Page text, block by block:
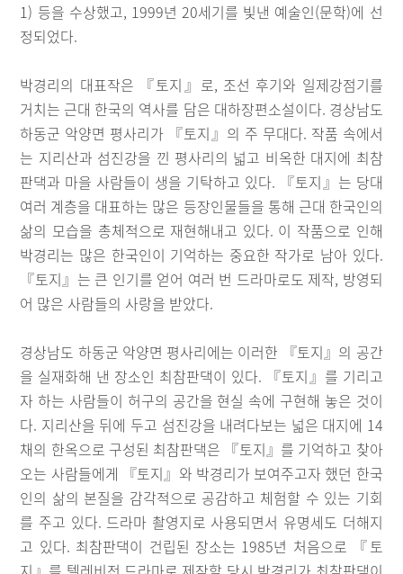
1) 등을 수상했고, 1999년 20세기를 빛낸 예술인(문학)에 선
정되었다.
박경리의 대표작은 『토지』로, 조선 후기와 일제강점기를
거치는 근대 한국의 역사를 담은 대하장편소설이다. 경상남도
하동군 악양면 평사리가 『토지』의 주 무대다. 작품 속에서
는 지리산과 섬진강을 낀 평사리의 넓고 비옥한 대지에 최참
판댁과 마을 사람들이 생을 기탁하고 있다. 『토지』는 당대
여러 계층을 대표하는 많은 등장인물들을 통해 근대 한국인의
삶의 모습을 총체적으로 재현해내고 있다. 이 작품으로 인해
박경리는 많은 한국인이 기억하는 중요한 작가로 남아 있다.
『토지』는 큰 인기를 얻어 여러 번 드라마로도 제작, 방영되
어 많은 사람들의 사랑을 받았다.
경상남도 하동군 악양면 평사리에는 이러한 『토지』의 공간
을 실재화해 낸 장소인 최참판댁이 있다. 『토지』를 기리고
자 하는 사람들이 허구의 공간을 현실 속에 구현해 놓은 것이
다. 지리산을 뒤에 두고 섬진강을 내려다보는 넓은 대지에 14
채의 한옥으로 구성된 최참판댁은 『토지』를 기억하고 찾아
오는 사람들에게 『토지』와 박경리가 보여주고자 했던 한국
인의 삶의 본질을 감각적으로 공감하고 체험할 수 있는 기회
를 주고 있다. 드라마 촬영지로 사용되면서 유명세도 더해지
고 있다. 최참판댁이 건립된 장소는 1985년 처음으로 『토